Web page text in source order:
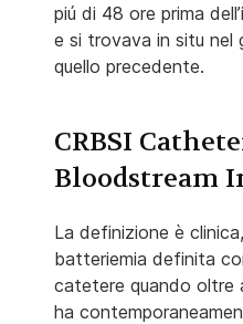
piú di 48 ore prima
e si trovava in situ nel
quello precedente.
CRBSI
Bloodstream
La definizione è
batteriemia definita
catetere quando oltre
ha